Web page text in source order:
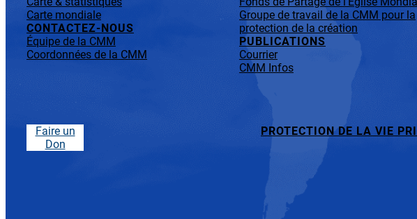
Carte mondiale
CONTACTEZ-NOUS
Équipe de la CMM
Coordonnées de la CMM
Groupe de travail de la CMM pour la
protection de la création
PUBLICATIONS
Courrier
CMM Infos
Faire un
Don
PROTECTION DE LA VIE